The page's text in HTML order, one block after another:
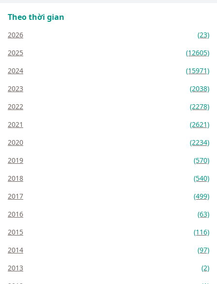
Theo thời gian
2026
(23)
2025
(12605)
2024
(15971)
2023
(2038)
2022
(2278)
2021
(2621)
2020
(2234)
2019
(570)
2018
(540)
2017
(499)
2016
(63)
2015
(116)
2014
(97)
2013
(2)